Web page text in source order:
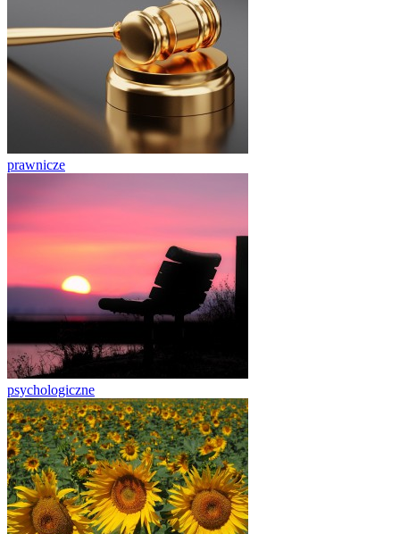
prawnicze
psychologiczne